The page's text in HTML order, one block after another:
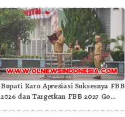
Bupati Karo Apresiasi Suksesnya FBB
2026 dan Targetkan FBB 2027 Go